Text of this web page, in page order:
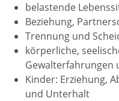
belastende
Beziehung,
Trennung und
körperliche,
Gewalterfahrungen
Kinder: Erziehung,
und Unterhalt